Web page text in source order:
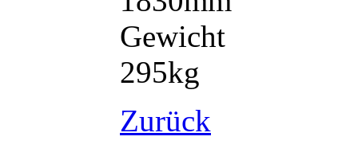
Gewicht
295kg
Zurück